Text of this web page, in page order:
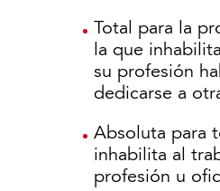
Total para la
la que
su profesión
dedicarse a
Absoluta para
inhabilita al
profesión u